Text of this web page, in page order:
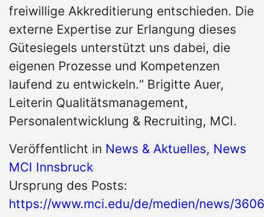
freiwillige Akkreditierung entschieden. Die
externe Expertise zur Erlangung dieses
Gütesiegels unterstützt uns dabei, die
eigenen Prozesse und Kompetenzen
laufend zu entwickeln.“ Brigitte Auer,
Leiterin Qualitätsmanagement,
Personalentwicklung & Recruiting, MCI.
Veröffentlicht in News & Aktuelles, News
MCI Innsbruck
Ursprung des Posts:
https://www.mci.edu/de/medien/news/